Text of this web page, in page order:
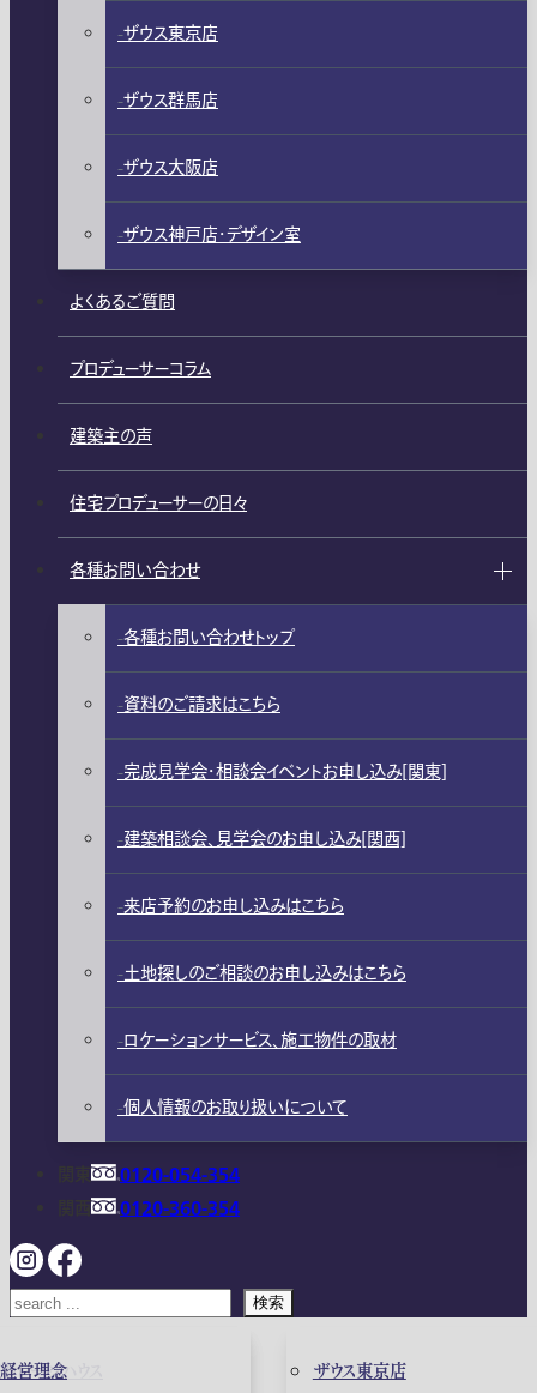
ガレージハウス
経営理念
ザウス東京店
ザウス東京店
ザウス群馬店
ザウス大阪店
ザウス神戸店・デザイン室
よくあるご質問
プロデューサーコラム
建築主の声
住宅プロデューサーの日々
各種お問い合わせ
各種お問い合わせトップ
資料のご請求はこちら
完成見学会・相談会イベントお申し込み[関東]
建築相談会、見学会のお申し込み[関西]
来店予約のお申し込みはこちら
土地探しのご相談のお申し込みはこちら
ロケーションサービス、施工物件の取材
個人情報のお取り扱いについて
0120-054-354
0120-360-354
検索